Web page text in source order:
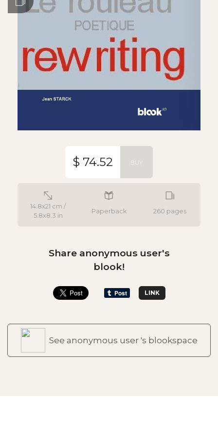
14.8x21 cm /
5.8x8.3 in
Paperback 260 pages
$ 74.52 BUY
Share anonymous user's
blook!
LINK
See anonymous user 's blookspace